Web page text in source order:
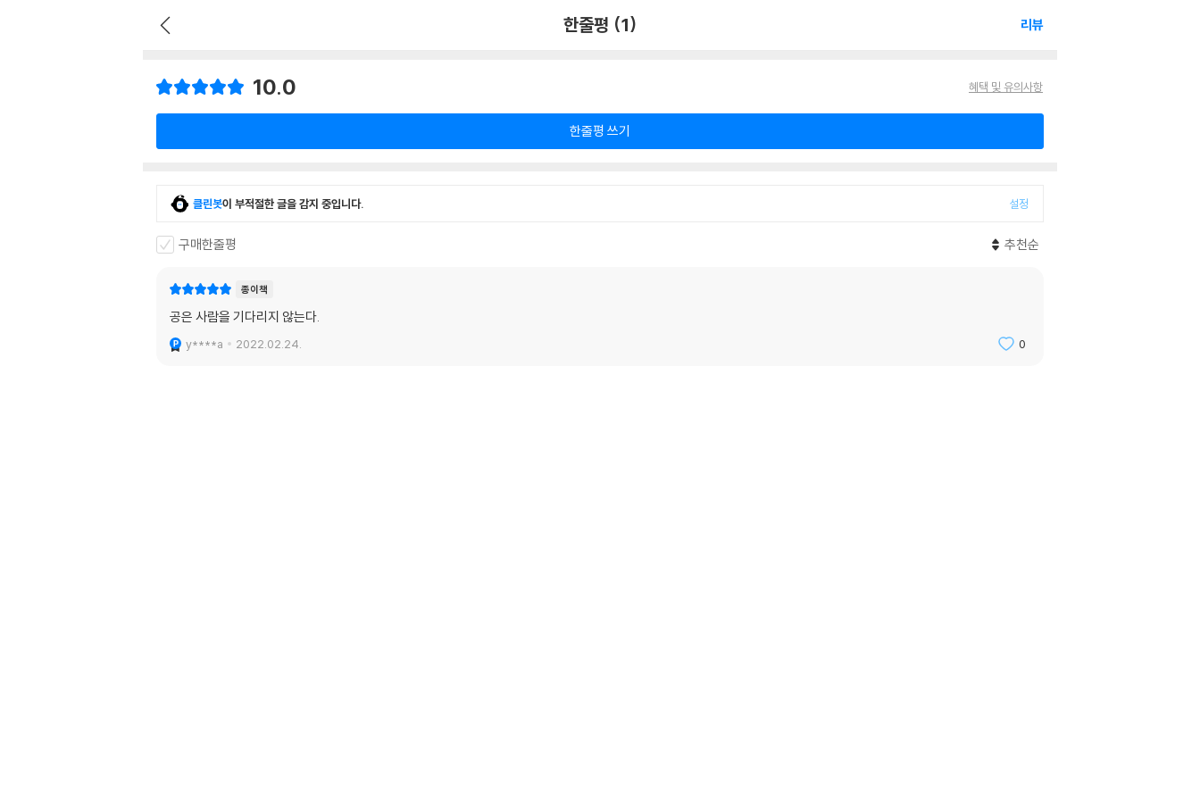
한줄평 (1) 리뷰
10.0 혜택 및 유의사항
한줄평 쓰기
클린봇이 부적절한 글을 감지 중입니다. 설정
구매한줄평 추천순
종이책
공은 사람을 기다리지 않는다.
y****a 2022.02.24. 0